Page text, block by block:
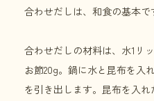
合わせだしは、和食の基本で
合わせだしの材料は、水1リ
お節20g。鍋に水と昆布を入
を引き出します。昆布を入